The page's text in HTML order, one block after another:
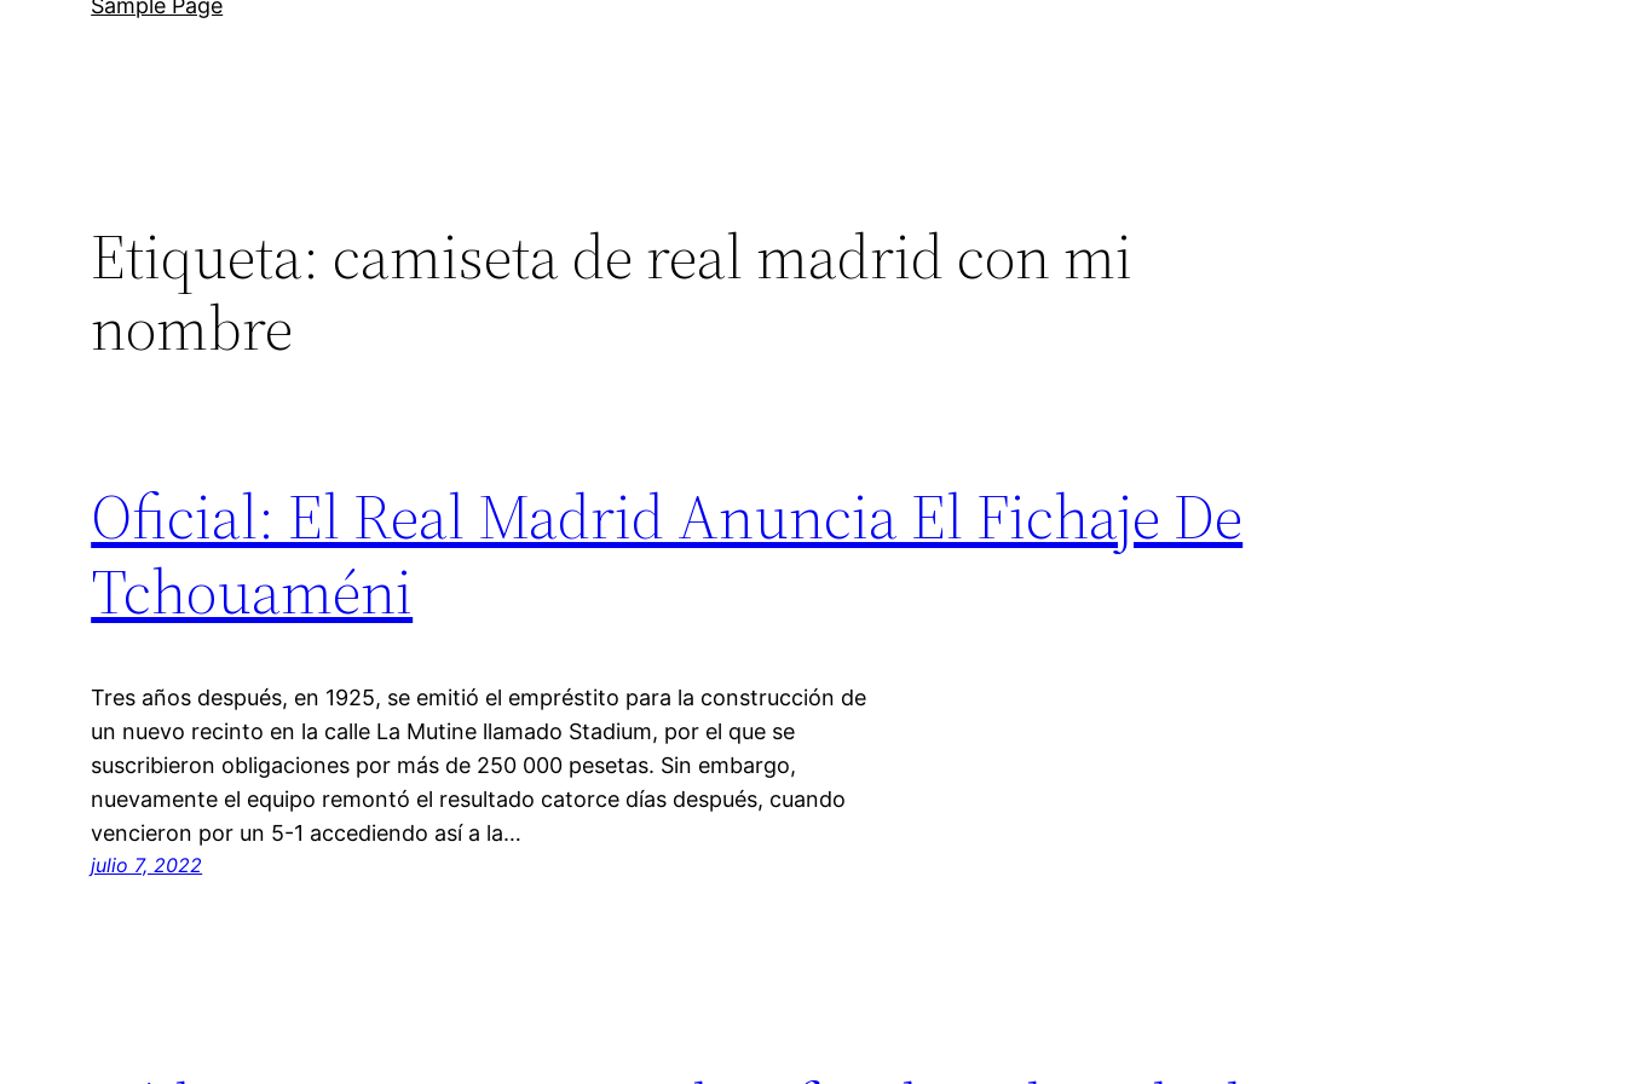
Sample Page
Etiqueta: camiseta de real madrid con mi
nombre
Oficial: El Real Madrid Anuncia El Fichaje De
Tchouaméni
Tres años después, en 1925, se emitió el empréstito para la construcción de
un nuevo recinto en la calle La Mutine llamado Stadium, por el que se
suscribieron obligaciones por más de 250 000 pesetas. Sin embargo,
nuevamente el equipo remontó el resultado catorce días después, cuando
vencieron por un 5-1 accediendo así a la…
julio 7, 2022